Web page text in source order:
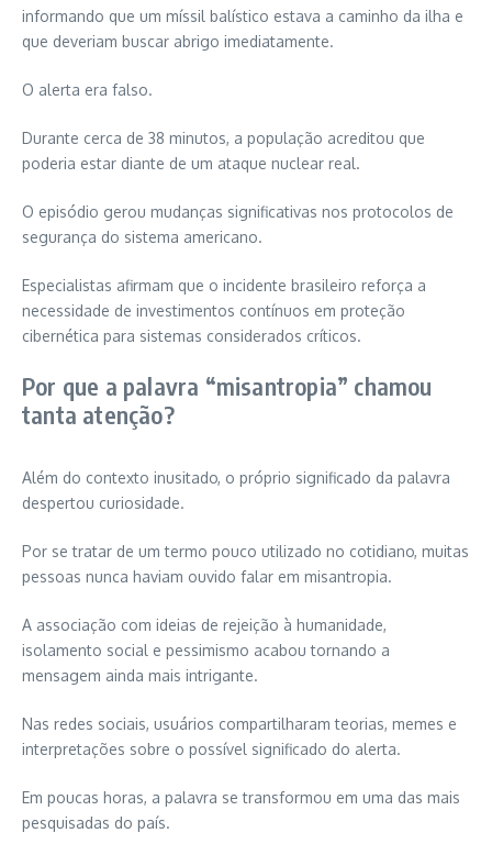
informando que um míssil balístico estava a caminho da ilha e
que deveriam buscar abrigo imediatamente.
O alerta era falso.
Durante cerca de 38 minutos, a população acreditou que
poderia estar diante de um ataque nuclear real.
O episódio gerou mudanças significativas nos protocolos de
segurança do sistema americano.
Especialistas afirmam que o incidente brasileiro reforça a
necessidade de investimentos contínuos em proteção
cibernética para sistemas considerados críticos.
Por que a palavra “misantropia” chamou
tanta atenção?
Além do contexto inusitado, o próprio significado da palavra
despertou curiosidade.
Por se tratar de um termo pouco utilizado no cotidiano, muitas
pessoas nunca haviam ouvido falar em misantropia.
A associação com ideias de rejeição à humanidade,
isolamento social e pessimismo acabou tornando a
mensagem ainda mais intrigante.
Nas redes sociais, usuários compartilharam teorias, memes e
interpretações sobre o possível significado do alerta.
Em poucas horas, a palavra se transformou em uma das mais
pesquisadas do país.